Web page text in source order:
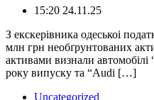
15:20 24.11.25
З екскерівника одеськоі
млн грн необґрунтованих
активами визнали
року випуску та “Audi […]
Uncategorized